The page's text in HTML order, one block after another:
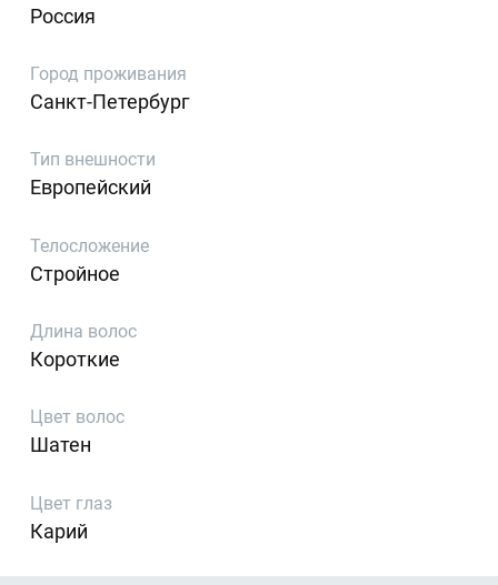
Россия
Город проживания
Санкт-Петербург
Тип внешности
Европейский
Телосложение
Стройное
Длина волос
Короткие
Цвет волос
Шатен
Цвет глаз
Карий